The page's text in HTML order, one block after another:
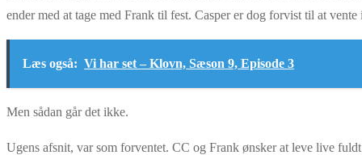
ender med at tage med Frank til fest. Casper er dog forvist til at
Læs også: Vi har set – Klovn, Sæson 9, Episode 3
Men sådan går det ikke.
Ugens afsnit, var som forventet. CC og Frank ønsker at leve live